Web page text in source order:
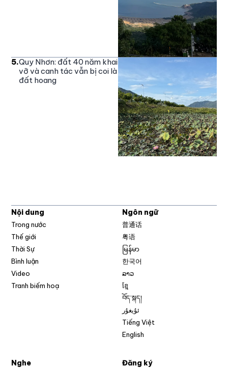
5.Quy Nhơn: đất 40 năm khai
vỡ và canh tác vẫn bị coi là
đất hoang
Nội dung
Trong nước
Thế giới
Thời Sự
Bình luận
Video
Tranh biếm hoạ
Ngôn ngữ
普通话
粤语
မြန်မာ
한국어
ລາວ
ខ្មែ
བོད་སྐད།
ئۇيغۇر
Tiếng Việt
English
Nghe Đăng ký